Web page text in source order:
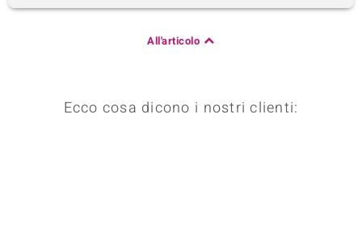
All'articolo
Ecco cosa dicono i nostri clienti: